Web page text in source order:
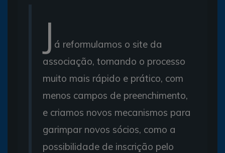
J á reformulamos o site da
associação, tornando o processo
muito mais rápido e prático, com
menos campos de preenchimento,
e criamos novos mecanismos para
garimpar novos sócios, como a
possibilidade de inscrição pelo